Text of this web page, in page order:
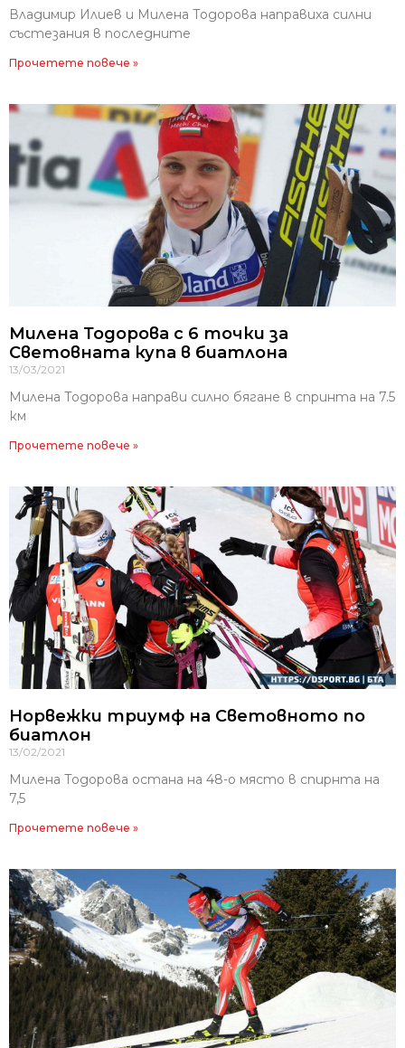
Владимир Илиев и Милена Тодорова направиха силни
състезания в последните
Прочетете повече »
Милена Тодорова с 6 точки за
Световната купа в биатлона
13/03/2021
Милена Тодорова направи силно бягане в спринта на 7.5
км
Прочетете повече »
Норвежки триумф на Световното по
биатлон
13/02/2021
Милена Тодорова остана на 48-о място в спирнта на
7,5
Прочетете повече »